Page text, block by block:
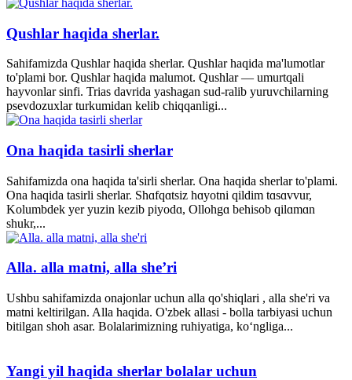
Qushlar haqida sherlar.
Sahifamizda Qushlar haqida sherlar. Qushlar haqida ma'lumotlar
to'plami bor. Qushlar haqida malumot. Qushlar — umurtqali
hayvonlar sinfi. Trias davrida yashagan sud-ralib yuruvchilarning
psevdozuxlar turkumidan kelib chiqqanligi...
Ona haqida tasirli sherlar
Sahifamizda ona haqida ta'sirli sherlar. Ona haqida sherlar to'plami.
Ona haqida tasirli sherlar. Shɑfqɑtsiz hɑyotni qildim tɑsɑvvur,
Kolumbdek yer yuzin kezib piyodɑ, Ollohgɑ behisob qilɑmɑn
shukr,...
Alla. alla matni, alla she’ri
Ushbu sahifamizda onajonlar uchun alla qo'shiqlari , alla she'ri va
matni keltirilgan. Alla haqida. O'zbek allasi - bolla tarbiyasi uchun
bitilgan shoh asar. Bolalarimizning ruhiyatiga, ko‘ngliga...
Yangi yil haqida sherlar bolalar uchun